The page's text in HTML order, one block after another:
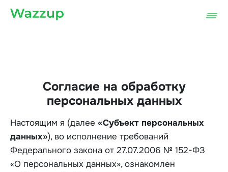
Согласие на обработку
персональных данных
Настоящим я (далее «Субъект персональных
данных»), во исполнение требований
Федерального закона от 27.07.2006 № 152-ФЗ
«О персональных данных», ознакомлен